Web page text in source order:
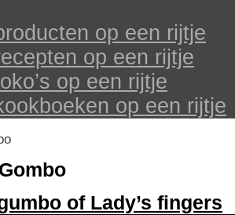
op een rijtje
op een rijtje
op een rijtje
op een rijtje
Gombo
of Lady’s fingers